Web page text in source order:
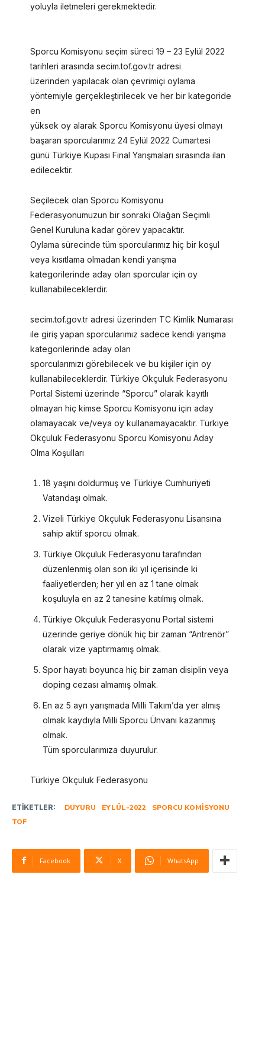
yoluyla iletmeleri gerekmektedir.
Sporcu Komisyonu seçim süreci 19 – 23 Eylül 2022
tarihleri arasında secim.tof.gov.tr adresi
üzerinden yapılacak olan çevrimiçi oylama
yöntemiyle gerçekleştirilecek ve her bir kategoride
en
yüksek oy alarak Sporcu Komisyonu üyesi olmayı
başaran sporcularımız 24 Eylül 2022 Cumartesi
günü Türkiye Kupası Final Yarışmaları sırasında ilan
edilecektir.
Seçilecek olan Sporcu Komisyonu
Federasyonumuzun bir sonraki Olağan Seçimli
Genel Kuruluna kadar görev yapacaktır.
Oylama sürecinde tüm sporcularımız hiç bir koşul
veya kısıtlama olmadan kendi yarışma
kategorilerinde aday olan sporcular için oy
kullanabileceklerdir.
secim.tof.gov.tr adresi üzerinden TC Kimlik Numarası
ile giriş yapan sporcularımız sadece kendi yarışma
kategorilerinde aday olan
sporcularımızı görebilecek ve bu kişiler için oy
kullanabileceklerdir. Türkiye Okçuluk Federasyonu
Portal Sistemi üzerinde “Sporcu” olarak kayıtlı
olmayan hiç kimse Sporcu Komisyonu için aday
olamayacak ve/veya oy kullanamayacaktır. Türkiye
Okçuluk Federasyonu Sporcu Komisyonu Aday
Olma Koşulları
18 yaşını doldurmuş ve Türkiye Cumhuriyeti
Vatandaşı olmak.
Vizeli Türkiye Okçuluk Federasyonu Lisansına
sahip aktif sporcu olmak.
Türkiye Okçuluk Federasyonu tarafından
düzenlenmiş olan son iki yıl içerisinde ki
faaliyetlerden; her yıl en az 1 tane olmak
koşuluyla en az 2 tanesine katılmış olmak.
Türkiye Okçuluk Federasyonu Portal sistemi
üzerinde geriye dönük hiç bir zaman “Antrenör”
olarak vize yaptırmamış olmak.
Spor hayatı boyunca hiç bir zaman disiplin veya
doping cezası almamış olmak.
En az 5 ayrı yarışmada Milli Takım’da yer almış
olmak kaydıyla Milli Sporcu Ünvanı kazanmış
olmak.
Tüm sporcularımıza duyurulur.
Türkiye Okçuluk Federasyonu
ETIKETLER: DUYURU EYLÜL-2022
SPORCU KOMISYONU
TOF
Facebook X WhatsApp